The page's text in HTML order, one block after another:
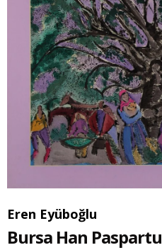
Eren Eyüboğlu
Bursa Han Paspartu